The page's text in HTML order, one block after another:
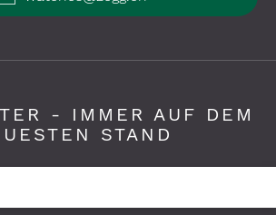
- IMMER AUF DEM
STAND